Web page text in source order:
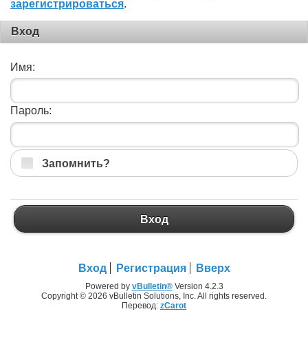
зарегистрироваться.
Вход
Имя:
Пароль:
Запомнить?
Вход
Вход Регистрация Вверх
Powered by vBulletin®Version 4.2.3
Copyright © 2026 vBulletin Solutions, Inc. All rights reserved.
Перевод: zCarot